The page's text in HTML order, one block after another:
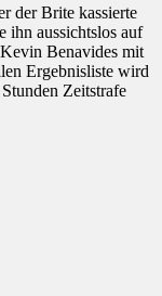
der Brite kassierte
ihn aussichtslos auf
Benavides mit
Ergebnisliste wird
Zeitstrafe